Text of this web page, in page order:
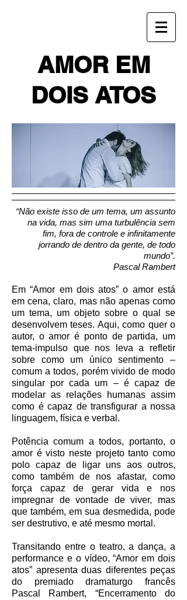
AMOR EM
DOIS ATOS
“Não existe isso de um tema, um assunto
na vida, mas sim uma turbulência sem
fim, fora de controle e infinitamente
jorrando de dentro da gente, de todo
mundo”.
Pascal Rambert
Em “Amor em dois atos” o amor está
em cena, claro, mas não apenas como
um tema, um objeto sobre o qual se
desenvolvem teses. Aqui, como quer o
autor, o amor é ponto de partida, um
tema-impulso que nos leva a refletir
sobre como um único sentimento –
comum a todos, porém vivido de modo
singular por cada um – é capaz de
modelar as relações humanas assim
como é capaz de transfigurar a nossa
linguagem, física e verbal.
Potência comum a todos, portanto, o
amor é visto neste projeto tanto como
polo capaz de ligar uns aos outros,
como também de nos afastar, como
força capaz de gerar vida e nos
impregnar de vontade de viver, mas
que também, em sua desmedida, pode
ser destrutivo, e até mesmo mortal.
Transitando entre o teatro, a dança, a
performance e o vídeo, “Amor em dois
atos” apresenta duas diferentes peças
do premiado dramaturgo francês
Pascal Rambert, “Encerramento do